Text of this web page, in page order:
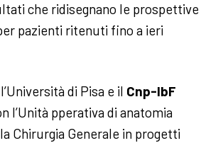
che ridisegnano le prospettive
pazienti ritenuti fino a ieri
di Pisa e il Cnp-IbF
l’Unità pperativa di anatomia
Chirurgia Generale in progetti